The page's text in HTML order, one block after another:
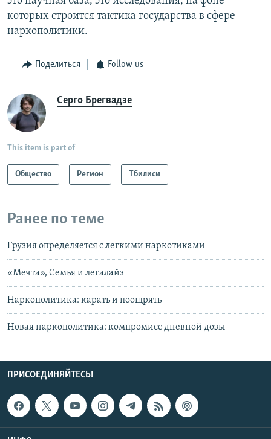
которых строится тактика государства в сфере
наркополитики.
Поделиться Follow us
Серго Брегвадзе
This item is part of
Общество Регион Тбилиси
Ранее по теме
Грузия определяется с легкими наркотиками
«Мечта», Семья и легалайз
Наркополитика: карать и поощрять
Новая наркополитика: компромисс дневной дозы
ПРИСОЕДИНЯЙТЕСЬ!